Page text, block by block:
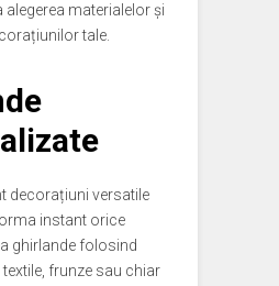
materialelor și
tale.
decorațiuni versatile
instant orice
ghirlande folosind
frunze sau chiar